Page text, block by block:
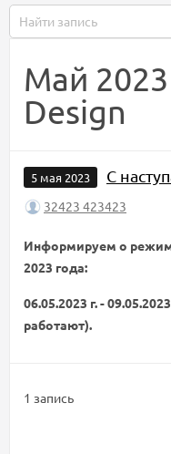
Май
Design
5 мая 2023 С
32423 423423
Информируем о
2023 года:
06.05.2023 г. -
работают).
1 запись